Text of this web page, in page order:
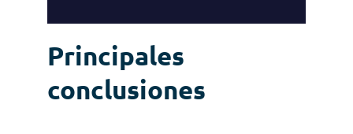
Principales
conclusiones